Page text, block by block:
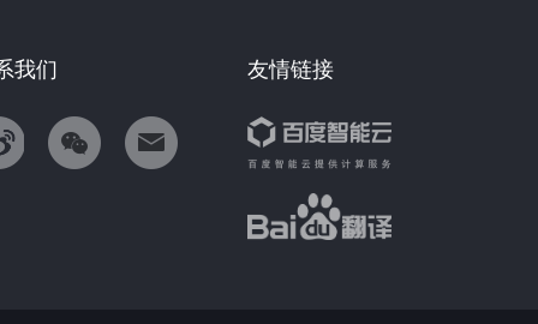
友情链接
我们